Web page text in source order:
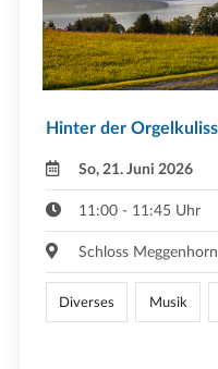
Hinter der
So, 21. Juni 2026
11:00 - 11:45 Uhr
Schloss Meggenhorn
Diverses Musik